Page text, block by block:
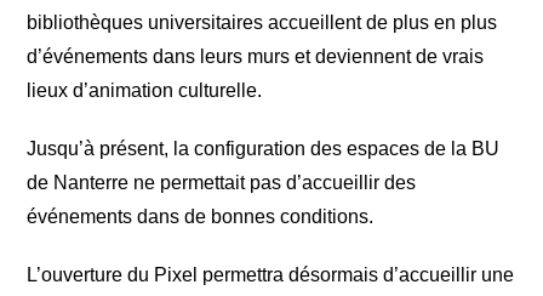
bibliothèques universitaires accueillent de plus en plus
d’événements dans leurs murs et deviennent de vrais
lieux d’animation culturelle.
Jusqu’à présent, la configuration des espaces de la BU
de Nanterre ne permettait pas d’accueillir des
événements dans de bonnes conditions.
L’ouverture du Pixel permettra désormais d’accueillir une